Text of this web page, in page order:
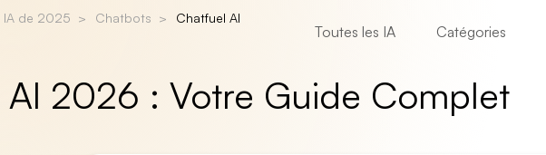
Toutes les IA Catégories
IA de 2025 Chatbots Chatfuel AI
AI 2026 : Votre Guide Complet